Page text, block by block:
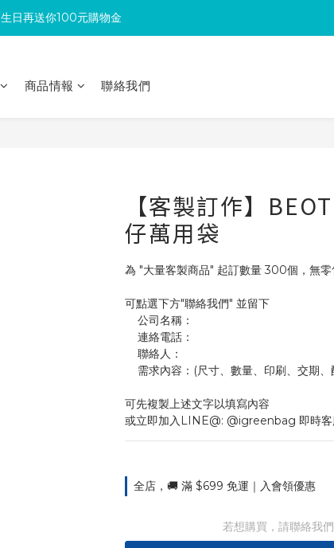
滿300回饋10%購物金
生日再送你100元購物金
滿300回饋10%購物金
商品情報 聯絡我們
【客製訂作】
仔萬用袋
為 "大量客製商品" 起訂數量 300個，無零
可點選下方"聯絡我們" 並留下
    公司名稱：
    連絡電話：
    聯絡人：
需求內容：(尺寸、數量、印刷、交期、
可先複製上述文字以填寫內容
或立即加入LINE@: @igreenbag 即時客
全店，🚚 滿 $699 免運｜入會領優惠
若想購買，請聯絡我們